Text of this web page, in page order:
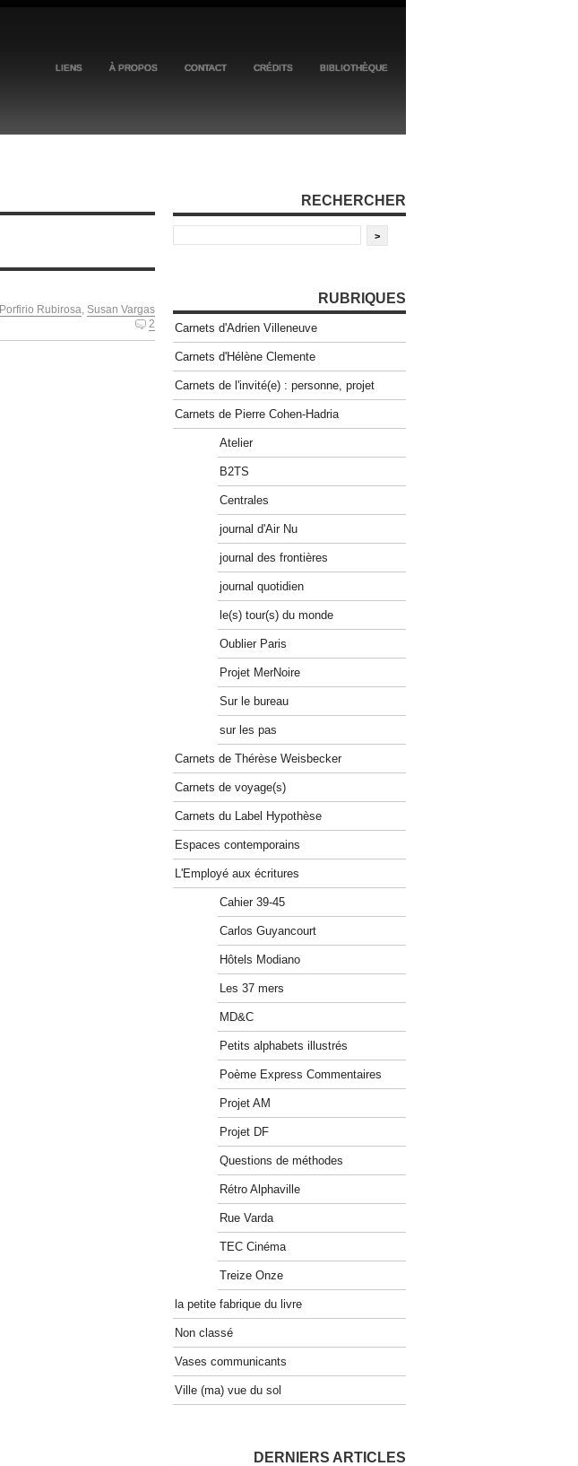
LIENS À PROPOS CONTACT CRÉDITS BIBLIOTHÈQUE
Porfirio Rubirosa, Susan Vargas
2
RECHERCHER
RUBRIQUES
Carnets d'Adrien Villeneuve
Carnets d'Hélène Clemente
Carnets de l'invité(e) : personne, projet
Carnets de Pierre Cohen-Hadria
Atelier
B2TS
Centrales
journal d'Air Nu
journal des frontières
journal quotidien
le(s) tour(s) du monde
Oublier Paris
Projet MerNoire
Sur le bureau
sur les pas
Carnets de Thérèse Weisbecker
Carnets de voyage(s)
Carnets du Label Hypothèse
Espaces contemporains
L'Employé aux écritures
Cahier 39-45
Carlos Guyancourt
Hôtels Modiano
Les 37 mers
MD&C
Petits alphabets illustrés
Poème Express Commentaires
Projet AM
Projet DF
Questions de méthodes
Rétro Alphaville
Rue Varda
TEC Cinéma
Treize Onze
la petite fabrique du livre
Non classé
Vases communicants
Ville (ma) vue du sol
DERNIERS ARTICLES